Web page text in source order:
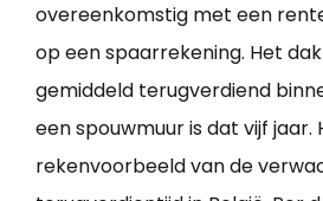
overeenkomstig met een
op een spaarrekening. Het
gemiddeld terugverdiend
een spouwmuur is dat vijf jaar.
rekenvoorbeeld van de